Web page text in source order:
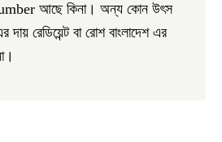
আছে কিনা। অন্য কোন উৎস
রেডিয়েন্ট বা রোশ বাংলাদেশ এর